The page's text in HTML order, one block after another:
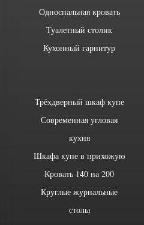
Односпальная кровать
Туалетный столик
Кухонный гарнитур
Трёхдверный шкаф купе
Современная угловая
кухня
Шкафа купе в прихожую
Кровать 140 на 200
Круглые журнальные
столы